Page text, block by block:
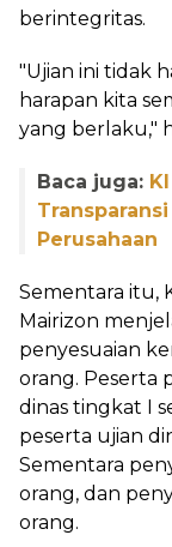
berintegritas.
"Ujian ini tidak
harapan kita
yang berlaku,"
Baca juga:
Perusahaan
Sementara itu,
Mairizon
penyesuaian
orang. Peserta
dinas tingkat I
peserta ujian
Sementara
orang, dan
orang.